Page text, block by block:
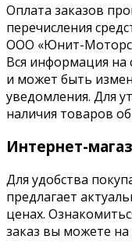
Оплата заказов
перечисления
ООО «Юнит-
Вся информация на
и может быть
уведомления. Для
наличия товаров
Интернет-
Для удобства
предлагает
ценах.
заказ вы можете на